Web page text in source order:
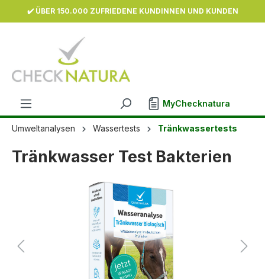
springen
✔️ ÜBER 150.000 ZUFRIEDENE KUNDINNEN UND KUNDEN
MyChecknatura
Umweltanalysen Wassertests Tränkwassertests
Tränkwasser Test Bakterien